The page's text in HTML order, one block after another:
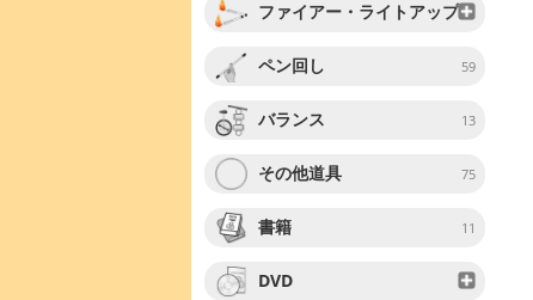
ファイアー・ライトアップ
ペン回し 59
バランス 13
その他道具 75
書籍 11
DVD